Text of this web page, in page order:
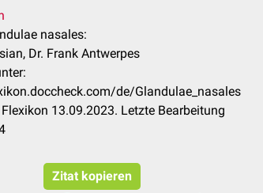
nasales:
Dr. Frank Antwerpes
de/Glandulae_nasales
13.09.2023. Letzte Bearbeitung
Zitat kopieren